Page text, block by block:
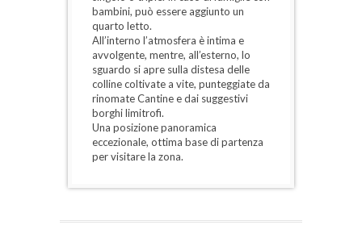
bambini, può essere aggiunto un
quarto letto.
All’interno l’atmosfera è intima e
avvolgente, mentre, all’esterno, lo
sguardo si apre sulla distesa delle
colline coltivate a vite, punteggiate da
rinomate Cantine e dai suggestivi
borghi limitrofi.
Una posizione panoramica
eccezionale, ottima base di partenza
per visitare la zona.